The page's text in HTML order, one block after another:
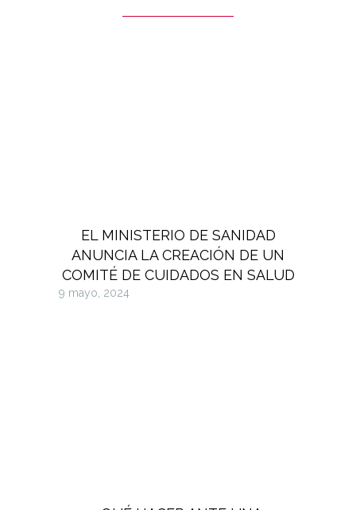
EL MINISTERIO DE SANIDAD
ANUNCIA LA CREACIÓN DE UN
COMITÉ DE CUIDADOS EN SALUD
9 mayo, 2024